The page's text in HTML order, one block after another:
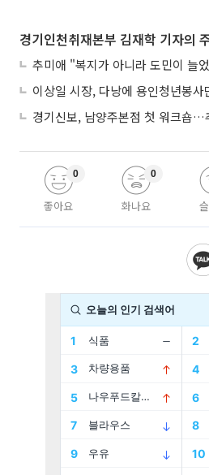
경기인천취재본부 김재학 기자의
좋아요
0
화나요
0